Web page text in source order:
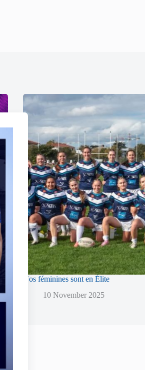
Nos féminines sont en Élite
10 November 2025